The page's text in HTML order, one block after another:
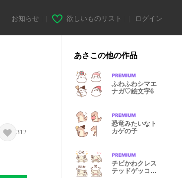
お知らせ 欲しいものリスト ログイン
312
あさこの他の作品
ふわふわシマエ
ナガ♡絵文字6
恐竜みたいなト
カゲの子
チビかわクレス
テッドゲッコー